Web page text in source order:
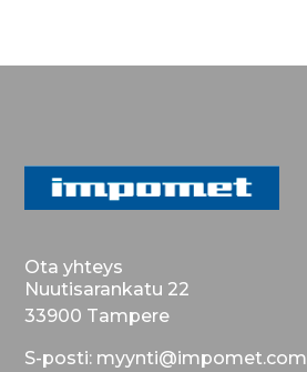
Ota yhteys
Nuutisarankatu 22
33900 Tampere
S-posti: myynti@impomet.com